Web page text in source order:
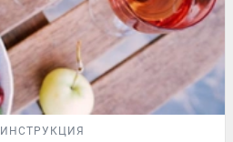
ИНСТРУКЦИЯ